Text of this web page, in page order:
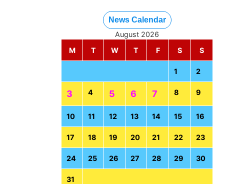
News Calendar
August 2026
M
T W T F S S
1 2
3 4 5 6 7 8 9
10 11 12 13 14 15 16
17 18 19 20 21 22 23
24 25 26 27 28 29 30
31